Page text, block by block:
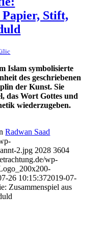
Papier, Stift,
Islam symbolisierte
des geschriebenen
der Kunst. Sie
das Wort Gottes und
wiederzugeben.
Radwan Saad
2.jpg 2028 3604
wp-
26 10:15:372019-07-
Zusammenspiel aus